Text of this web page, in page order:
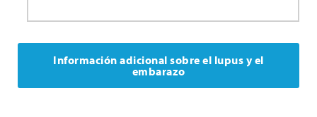
Información adicional sobre el lupus y el
embarazo